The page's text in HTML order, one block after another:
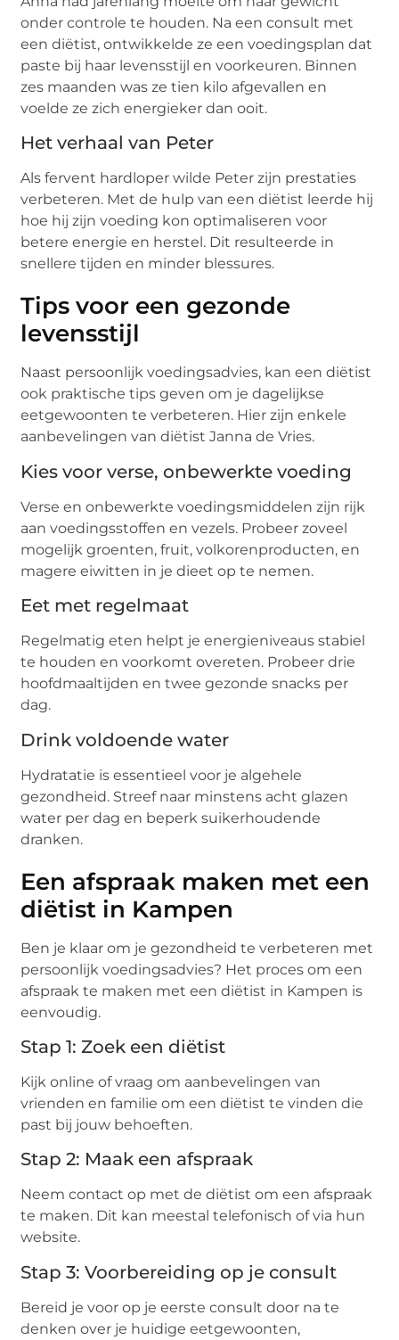
onder controle te houden. Na een consult met
een diëtist, ontwikkelde ze een voedingsplan dat
paste bij haar levensstijl en voorkeuren. Binnen
zes maanden was ze tien kilo afgevallen en
voelde ze zich energieker dan ooit.
Het verhaal van Peter
Als fervent hardloper wilde Peter zijn prestaties
verbeteren. Met de hulp van een diëtist leerde hij
hoe hij zijn voeding kon optimaliseren voor
betere energie en herstel. Dit resulteerde in
snellere tijden en minder blessures.
Tips voor een gezonde
levensstijl
Naast persoonlijk voedingsadvies, kan een diëtist
ook praktische tips geven om je dagelijkse
eetgewoonten te verbeteren. Hier zijn enkele
aanbevelingen van diëtist Janna de Vries.
Kies voor verse, onbewerkte voeding
Verse en onbewerkte voedingsmiddelen zijn rijk
aan voedingsstoffen en vezels. Probeer zoveel
mogelijk groenten, fruit, volkorenproducten, en
magere eiwitten in je dieet op te nemen.
Eet met regelmaat
Regelmatig eten helpt je energieniveaus stabiel
te houden en voorkomt overeten. Probeer drie
hoofdmaaltijden en twee gezonde snacks per
dag.
Drink voldoende water
Hydratatie is essentieel voor je algehele
gezondheid. Streef naar minstens acht glazen
water per dag en beperk suikerhoudende
dranken.
Een afspraak maken met een
diëtist in Kampen
Ben je klaar om je gezondheid te verbeteren met
persoonlijk voedingsadvies? Het proces om een
afspraak te maken met een diëtist in Kampen is
eenvoudig.
Stap 1: Zoek een diëtist
Kijk online of vraag om aanbevelingen van
vrienden en familie om een diëtist te vinden die
past bij jouw behoeften.
Stap 2: Maak een afspraak
Neem contact op met de diëtist om een afspraak
te maken. Dit kan meestal telefonisch of via hun
website.
Stap 3: Voorbereiding op je consult
Bereid je voor op je eerste consult door na te
denken over je huidige eetgewoonten,